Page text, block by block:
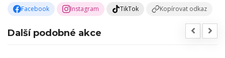
Facebook Instagram TikTok Kopírovat odkaz
Další podobné akce